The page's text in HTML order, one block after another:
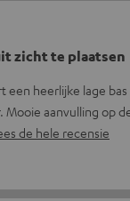
zicht te plaatsen
een heerlijke lage
Mooie aanvulling op
de hele recensie